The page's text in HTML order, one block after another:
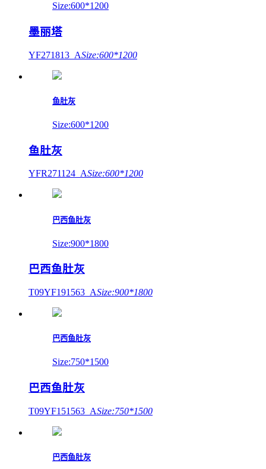
Size:600*1200
墨丽塔
YF271813_ASize:600*1200
鱼肚灰
Size:600*1200
鱼肚灰
YFR271124_ASize:600*1200
巴西鱼肚灰
Size:900*1800
巴西鱼肚灰
T09YF191563_ASize:900*1800
巴西鱼肚灰
Size:750*1500
巴西鱼肚灰
T09YF151563_ASize:750*1500
巴西鱼肚灰